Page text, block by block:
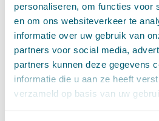
personaliseren, om functies voor
en om ons websiteverkeer te
informatie over uw gebruik van
partners voor social media,
partners kunnen deze gegevens
informatie die u aan ze heeft
verzameld op basis van uw
De Afdeling gaat hier niet in mee.
artikel 6.4 eerste lid aanhef en
ruimte voor de uitleg dat van een
behoeve van een industriële
de onttrekking primair ten behoeve
plaatsvindt. Deze bepaling moet
geacht zodra uitsluitend óf mede